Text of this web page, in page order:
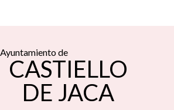
Ayuntamiento de
CASTIELLO
DE JACA